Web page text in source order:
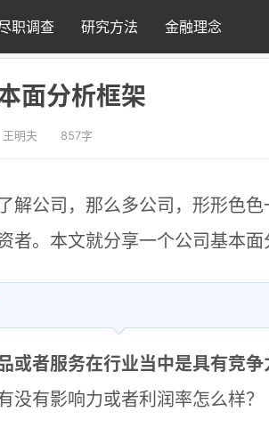
职调查 研究方法 金融理念
面分析框架
王明夫 857字
解公司，那么多公司，形形色
者。本文就分享一个公司基本面
或者服务在行业当中是具有竞
没有影响力或者利润率怎么样？